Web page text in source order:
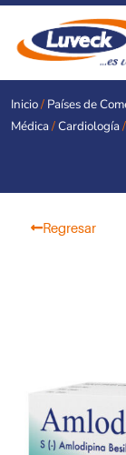
Ir
contenido
Inicio/ Países de
Médica/Cardiología
Regresar